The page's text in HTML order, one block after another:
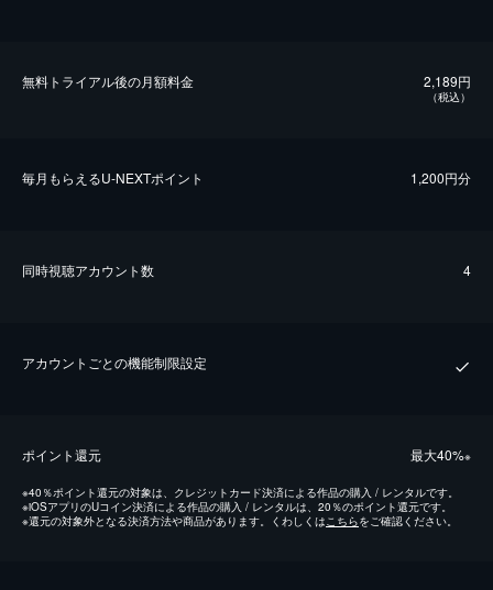
無料トライアル後の⽉額料金 2,189円
（税込）
毎⽉もらえるU-NEXTポイント 1,200円分
同時視聴アカウント数 4
アカウントごとの機能制限設定
ポイント還元 最⼤40%※
※40％ポイント還元の対象は、クレジットカード決済による作品の購入 / レンタルです。
※iOSアプリのUコイン決済による作品の購入 / レンタルは、20％のポイント還元です。
※還元の対象外となる決済方法や商品があります。くわしくはこちらをご確認ください。